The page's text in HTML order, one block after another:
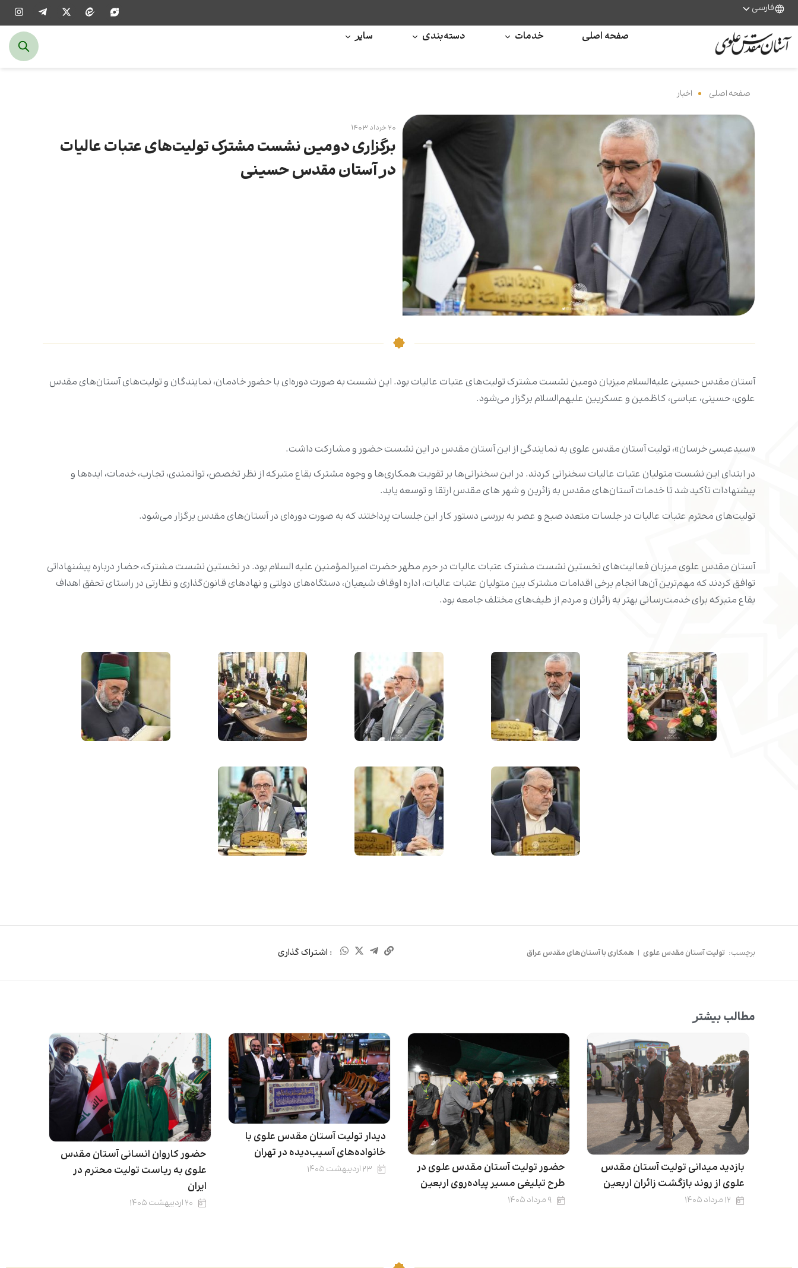
فارسی
صفحه اصلی خدمات دسته‌بندی سایر
صفحه اصلی اخبار
۲۰ خرداد ۱۴۰۳
برگزاری دومین نشست مشترک تولیت‌های عتبات عالیات
در آستان مقدس حسینی
آستان مقدس حسینی علیه‌السلام میزبان دومین نشست مشترک تولیت‌های عتبات عالیات بود. این نشست به صورت دوره‌ای با حضور خادمان، نمایندگان و تولیت‌های آستان‌های مقدس
علوی، حسینی، عباسی، کاظمین و عسکریین علیهم‌السلام برگزار می‌شود.
«سیدعیسی خرسان»، تولیت آستان مقدس علوی به نمایندگی از این آستان مقدس در این نشست حضور و مشارکت داشت.
در ابتدای این نشست متولیان عتبات عالیات سخنرانی کردند. در این سخنرانی‌ها بر تقویت همکاری‌ها و وجوه مشترک بقاع متبرکه از نظر تخصص، توانمندی، تجارب، خدمات، ایده‌ها و
پیشنهادات تأکید شد تا خدمات آستان‌های مقدس به زائرین و شهر های مقدس ارتقا و توسعه یابد.
تولیت‌های محترم عتبات عالیات در جلسات متعدد صبح و عصر به بررسی دستور کار این جلسات پرداختند که به صورت دوره‌ای در آستان‌های مقدس برگزار می‌شود.
آستان مقدس علوی میزبان فعالیت‌های نخستین نشست مشترک عتبات عالیات در حرم مطهر حضرت امیرالمؤمنین علیه السلام بود. در نخستین نشست مشترک، حضار درباره پیشنهاداتی
توافق کردند که مهم‌ترین آن‌ها انجام برخی اقدامات مشترک بین متولیان عتبات عالیات، اداره اوقاف شیعیان، دستگاه‌های دولتی و نهادهای قانون‌گذاری و نظارتی در راستای تحقق اهداف
بقاع متبرکه برای خدمت‌رسانی بهتر به زائران و مردم از طیف‌های مختلف جامعه بود.
برچسب: تولیت آستان مقدس علوی | همکاری با آستان‌های مقدس عراق : اشتراک گذاری
مطالب بیشتر
بازدید میدانی تولیت آستان مقدس
علوی از روند بازگشت زائران اربعین
۱۲ مرداد ۱۴۰۵
حضور تولیت آستان مقدس علوی در
طرح تبلیغی مسیر پیاده‌روی اربعین
۹ مرداد ۱۴۰۵
دیدار تولیت آستان مقدس علوی با
خانواده‌های آسیب‌دیده‌ در تهران
۲۳ اردیبهشت ۱۴۰۵
حضور کاروان انسانی آستان مقدس
علوی به ریاست تولیت محترم در
ایران
۲۰ اردیبهشت ۱۴۰۵